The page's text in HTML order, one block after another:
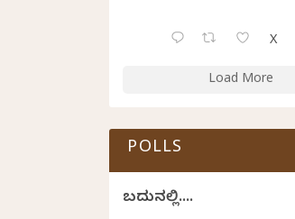
X
Load More
POLLS
ಬದುಕಿನಲ್ಲಿ....